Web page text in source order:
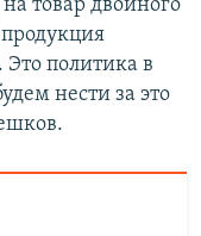
товар двойного
Это политика в
нести за это